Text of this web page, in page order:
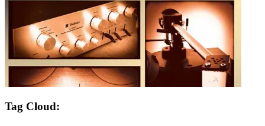
Tag Cloud: